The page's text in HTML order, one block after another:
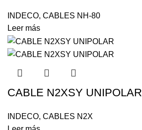
INDECO, CABLES NH-80
Leer más
CABLE N2XSY UNIPOLAR
INDECO, CABLES N2X